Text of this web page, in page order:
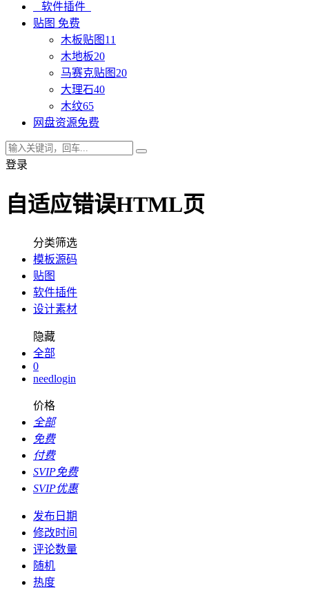
软件插件
贴图 免费
木板贴图 11
木地板20
马赛克贴图 20
大理石40
木纹65
网盘资源免费
登录
自适应错误HTML页
分类筛选
模板源码
贴图
软件插件
设计素材
隐藏
全部
0
needlogin
价格
全部
免费
付费
SVIP免费
SVIP优惠
发布日期
修改时间
评论数量
随机
热度